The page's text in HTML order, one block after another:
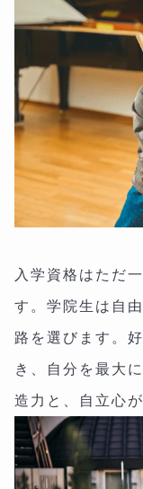
入学資格はただ
す。学院生は自
路を選びます。
き、自分を最大
造力と、自立心